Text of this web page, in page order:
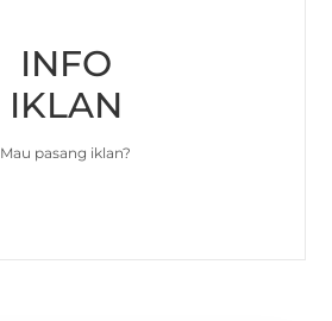
INFO
IKLAN
Mau pasang iklan?